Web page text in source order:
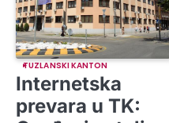
TUZLANSKI KANTON
Internetska
prevara u TK: